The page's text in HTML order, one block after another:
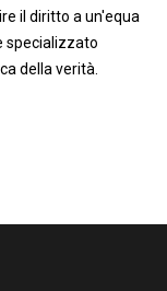
il diritto a un'equa
specializzato
della verità.